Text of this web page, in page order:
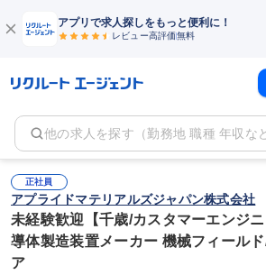
アプリで求人探しをもっと便利に！
レビュー高評価無料
他の求人を探す（勤務地 職種 年収な
正社員
アプライドマテリアルズジャパン株式会社
未経験歓迎【千歳/カスタマーエンジ
導体製造装置メーカー 機械フィール
ア